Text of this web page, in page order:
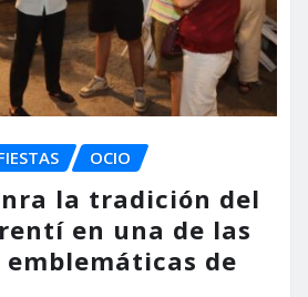
OCIO
la tradición del
en una de las
emblemáticas de